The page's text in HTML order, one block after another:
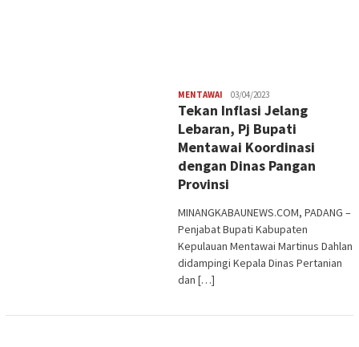
MENTAWAI Redaksi
03/04/2023
Tekan Inflasi Jelang
Lebaran, Pj Bupati
Mentawai Koordinasi
dengan Dinas Pangan
Provinsi
MINANGKABAUNEWS.COM, PADANG –
Penjabat Bupati Kabupaten
Kepulauan Mentawai Martinus Dahlan
didampingi Kepala Dinas Pertanian
dan […]